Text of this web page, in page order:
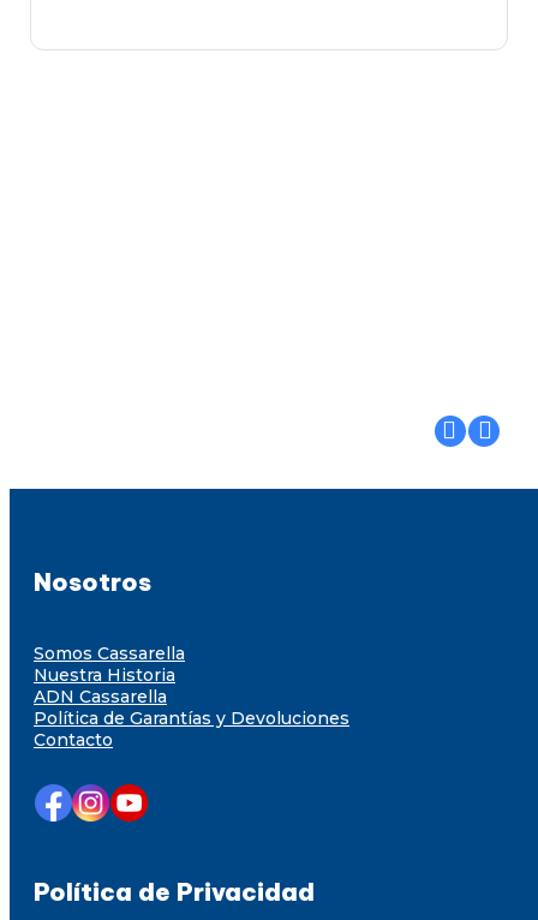
Nosotros
Somos Cassarella
Nuestra Historia
ADN Cassarella
Política de Garantías y Devoluciones
Contacto
Política de Privacidad